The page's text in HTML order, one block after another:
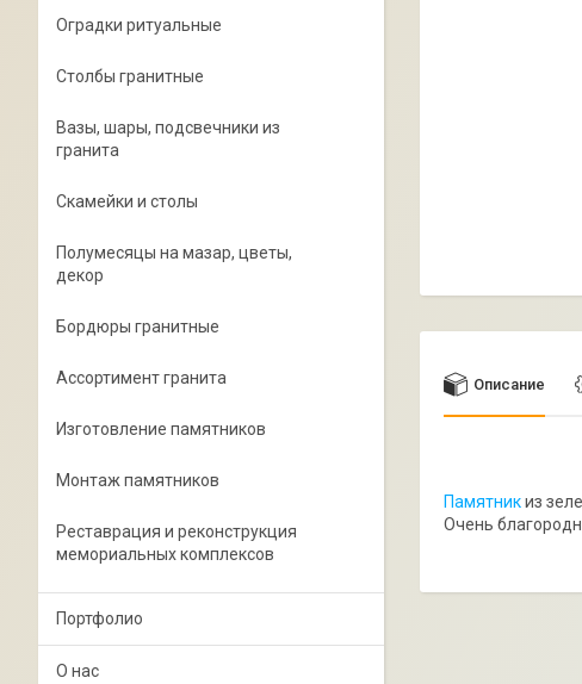
Описание
Памятникиз
Очень
Оградки ритуальные
Столбы гранитные
Вазы, шары, подсвечники из
гранита
Скамейки и столы
Полумесяцы на мазар, цветы,
декор
Бордюры гранитные
Ассортимент гранита
Изготовление памятников
Монтаж памятников
Реставрация и реконструкция
мемориальных комплексов
Портфолио
О нас